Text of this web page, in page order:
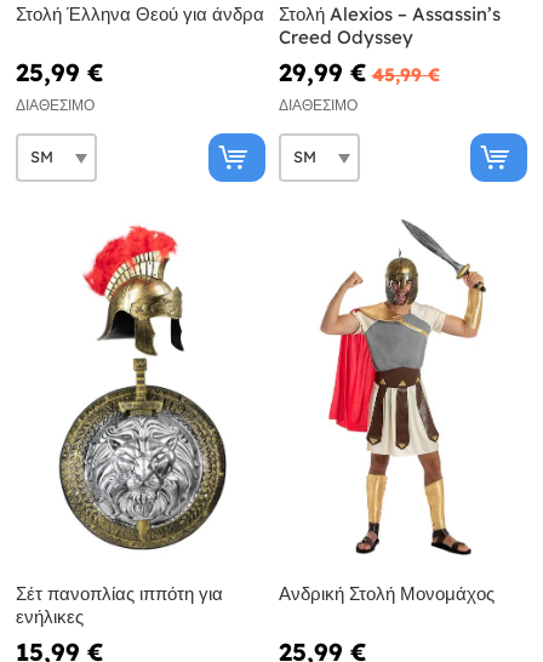
Στολή Έλληνα Θεού για άνδρα
25,99 €
ΔΙΑΘΈΣΙΜΟ
Στολή Alexios – Assassin’s
Creed Odyssey
29,99 € 45,99 €
ΔΙΑΘΈΣΙΜΟ
Σέτ πανοπλίας ιππότη για
ενήλικες
15,99 €
Ανδρική Στολή Μονομάχος
25,99 €